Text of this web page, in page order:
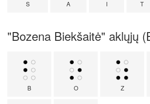
S A I T
"Bozena Biekšaitė" aklųjų
B O Z